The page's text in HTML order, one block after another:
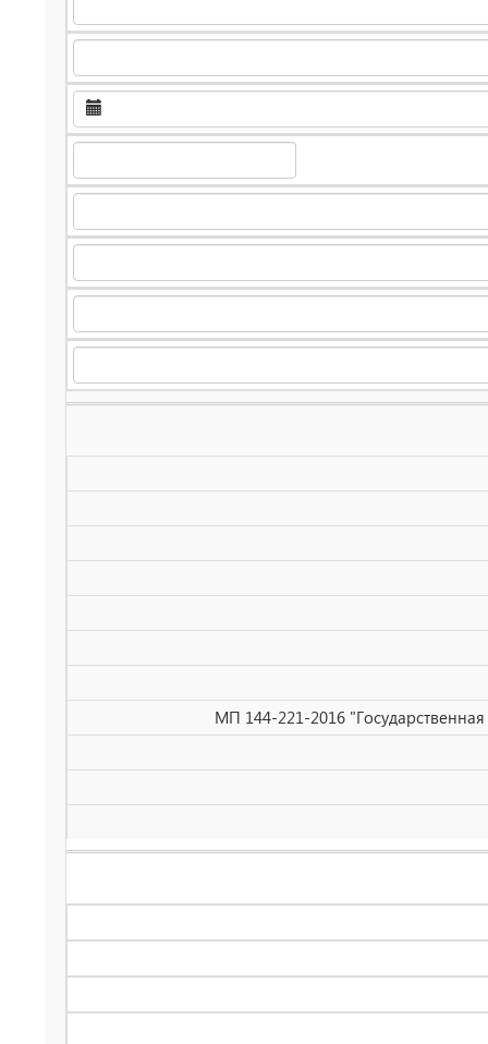
МП 144-221-2016